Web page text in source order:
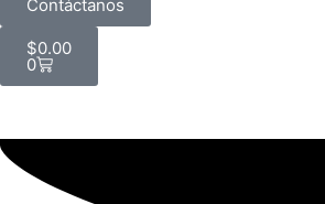
Contáctanos
$0.00
0